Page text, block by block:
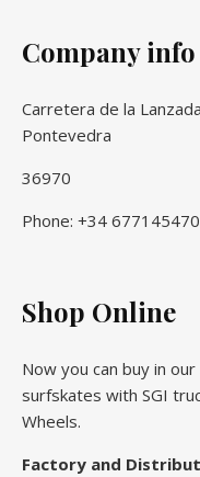
Company info
Carretera de la
Pontevedra
36970
Phone: +34
Shop Online
Now you can buy in
surfskates with SGI
Wheels.
Factory and